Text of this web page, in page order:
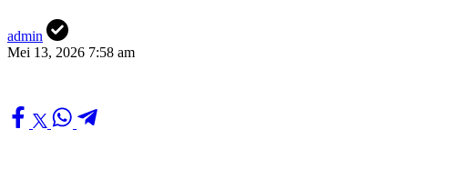
admin
Mei 13, 2026 7:58 am